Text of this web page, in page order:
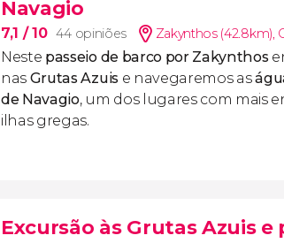
Navagio
7,1 / 10 44 opiniões Zakynthos (42.8km),
Neste passeio de barco por Zakynthos
nas Grutas Azuise navegaremos as
de Navagio, um dos lugares com mais
ilhas gregas.
Excursão às Grutas Azuis e